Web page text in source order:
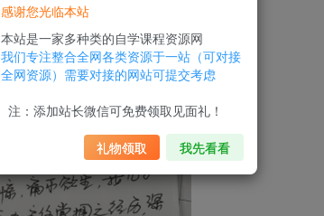
感谢您光临本站
本站是一家多种类的自学课程资源网
我们专注整合全网各类资源于一站（可对接
全网资源）需要对接的网站可提交考虑
注：添加站长微信可免费领取见面礼！
礼物领取 我先看看